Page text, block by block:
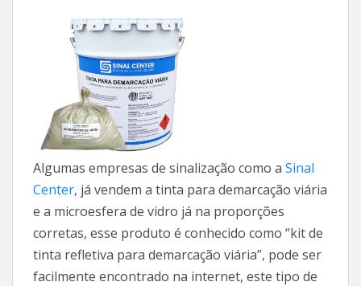
Algumas empresas de sinalização como a Sinal
Center, já vendem a tinta para demarcação viária
e a microesfera de vidro já na proporções
corretas, esse produto é conhecido como “kit de
tinta refletiva para demarcação viária”, pode ser
facilmente encontrado na internet, este tipo de